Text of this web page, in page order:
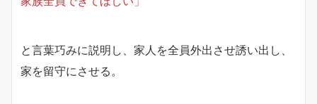
と言葉巧みに説明し、家人を全員外出させ誘い出し、
家を留守にさせる。